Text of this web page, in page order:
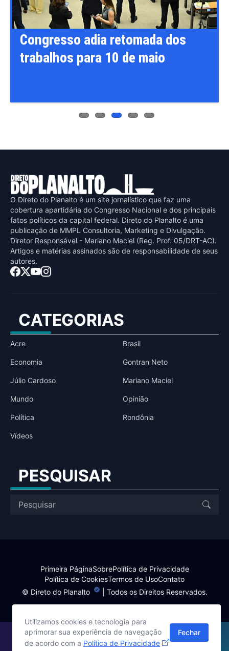
Congresso adia retomada dos
trabalhos para 10 de maio
O Direto do Planalto é um site jornalístico que faz uma
cobertura apartidária do Congresso Nacional e dos principais
fatos políticos da capital federal. Direto do Planalto é uma
publicaçāo de MMPL Consultoria, Marketing e Divulgaçāo.
Diretor Responsável - Mariano Maciel (Reg. Prof. 05/DRT-AC).
Artigos e matérias assinados sāo de responsabilidade de seus
autores.
CATEGORIAS
Acre Brasil
Economia Gontran Neto
Júlio Cardoso Mariano Maciel
Mundo Opinião
Política Rondônia
Vídeos
PESQUISAR
© Direto do Planalto | Todos os Direitos Reservados.
Primeira PáginaSobrePolítica de Privacidade
Política de CookiesTermos de UsoContato
Utilizamos cookies e tecnologia para
aprimorar sua experiência de navegação
de acordo com a Política de Privacidade
Fechar
Site desenvolvido por:
Harlley Rebouças